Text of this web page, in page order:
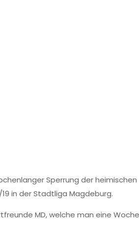
Sperrung der heimischen
in der Stadtliga Magdeburg.
MD, welche man eine